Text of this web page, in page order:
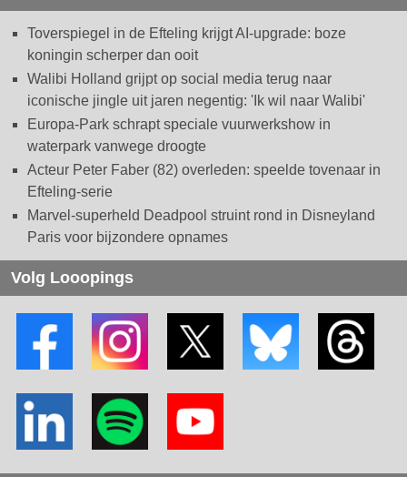
Toverspiegel in de Efteling krijgt AI-upgrade: boze
koningin scherper dan ooit
Walibi Holland grijpt op social media terug naar
iconische jingle uit jaren negentig: 'Ik wil naar Walibi'
Europa-Park schrapt speciale vuurwerkshow in
waterpark vanwege droogte
Acteur Peter Faber (82) overleden: speelde tovenaar in
Efteling-serie
Marvel-superheld Deadpool struint rond in Disneyland
Paris voor bijzondere opnames
Volg Looopings